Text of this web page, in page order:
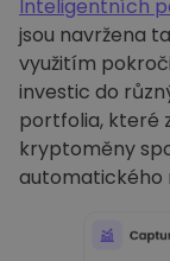
Inteligentních
jsou navržena
využitím
investic do
portfolia, které
kryptoměny
automatického